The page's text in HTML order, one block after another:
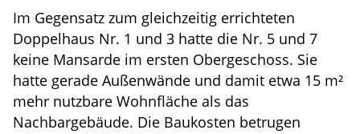
Im Gegensatz zum gleichzeitig errichteten
Doppelhaus Nr. 1 und 3 hatte die Nr. 5 und 7
keine Mansarde im ersten Obergeschoss. Sie
hatte gerade Außenwände und damit etwa 15 m²
mehr nutzbare Wohnfläche als das
Nachbargebäude. Die Baukosten betrugen